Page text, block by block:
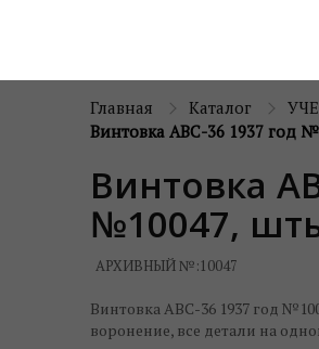
Главная Каталог
Винтовка АВС-36 1937 год
Винтовка
№10047,
АРХИВНЫЙ №:10047
Винтовка АВС-36 1937 год
воронение, все детали на